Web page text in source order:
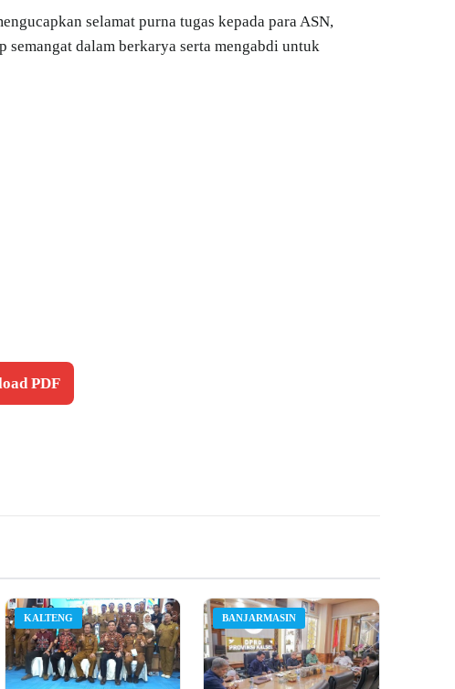
selamat purna tugas kepada para ASN,
semangat dalam berkarya serta mengabdi untuk
PDF
KALTENG BANJARMASIN